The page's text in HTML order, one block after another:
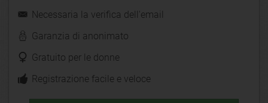
Necessaria la verifica dell'email
Garanzia di anonimato
Gratuito per le donne
Registrazione facile e veloce